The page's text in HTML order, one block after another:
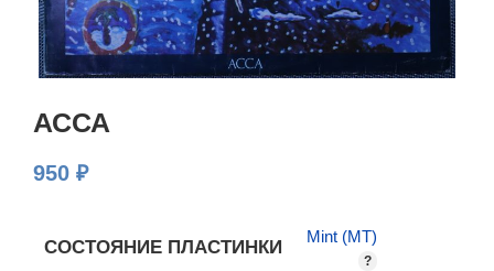
АССА
950 ₽
СОСТОЯНИЕ ПЛАСТИНКИ
Mint (MT)